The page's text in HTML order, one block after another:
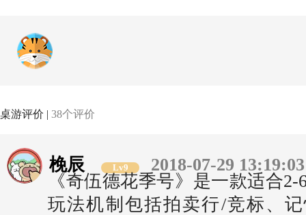
桌游评价 | 38个评价
梚辰 Lv9
2018-07-29 13:19:03
《奇伍德花季号》是一款适合
玩法机制包括拍卖行/竞标、